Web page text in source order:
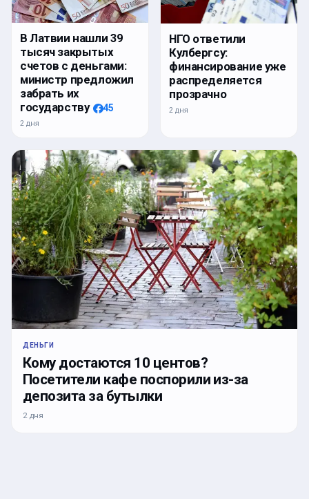
В Латвии нашли 39
тысяч закрытых
счетов с деньгами:
министр предложил
забрать их
государству
45
2 дня
НГО ответили
Кулбергсу:
финансирование уже
распределяется
прозрачно
2 дня
ДЕНЬГИ
Кому достаются 10 центов?
Посетители кафе поспорили из-за
депозита за бутылки
2 дня